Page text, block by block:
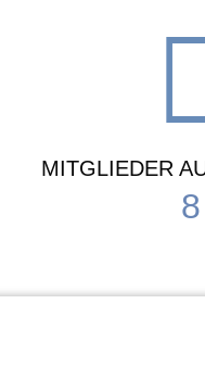
MITGLIEDER
8